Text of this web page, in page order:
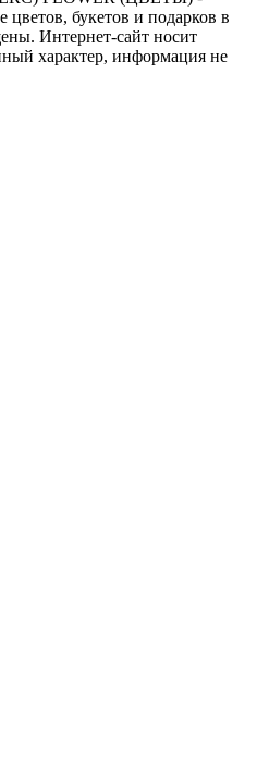
цветов, букетов и подарков в
Интернет-сайт носит
характер, информация не